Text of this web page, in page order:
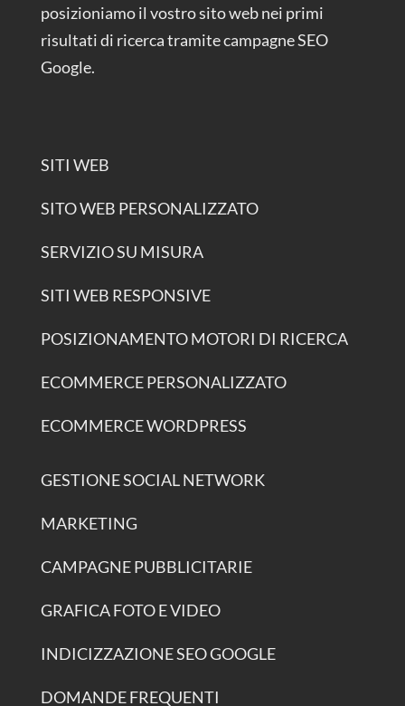
posizioniamo il vostro sito web nei primi
risultati di ricerca tramite campagne SEO
Google.
SITI WEB
SITO WEB PERSONALIZZATO
SERVIZIO SU MISURA
SITI WEB RESPONSIVE
POSIZIONAMENTO MOTORI DI RICERCA
ECOMMERCE PERSONALIZZATO
ECOMMERCE WORDPRESS
GESTIONE SOCIAL NETWORK
MARKETING
CAMPAGNE PUBBLICITARIE
GRAFICA FOTO E VIDEO
INDICIZZAZIONE SEO GOOGLE
DOMANDE FREQUENTI